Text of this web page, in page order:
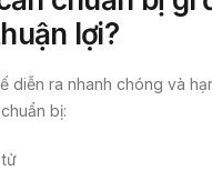
lợi?
diễn ra nhanh chóng và
bị: